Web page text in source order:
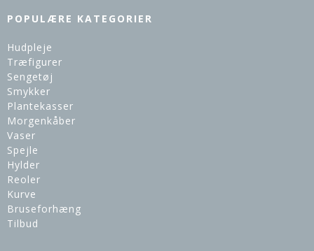
POPULÆRE KATEGORIER
Hudpleje
Træfigurer
Sengetøj
Smykker
Plantekasser
Morgenkåber
Vaser
Spejle
Hylder
Reoler
Kurve
Bruseforhæng
Tilbud